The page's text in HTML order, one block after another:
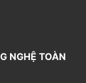
NGHỆ TOÀN